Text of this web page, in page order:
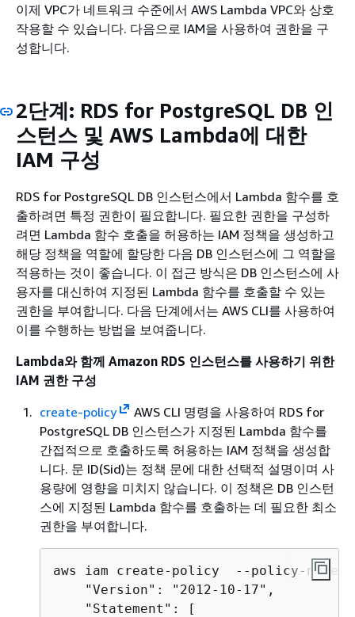
이제 VPC가 네트워크 수준에서 AWS Lambda VPC와 상호
작용할 수 있습니다. 다음으로 IAM을 사용하여 권한을 구
성합니다.
2단계: RDS for PostgreSQL DB 인
스턴스 및 AWS Lambda에 대한
IAM 구성
RDS for PostgreSQL DB 인스턴스에서 Lambda 함수를 호
출하려면 특정 권한이 필요합니다. 필요한 권한을 구성하
려면 Lambda 함수 호출을 허용하는 IAM 정책을 생성하고
해당 정책을 역할에 할당한 다음 DB 인스턴스에 그 역할을
적용하는 것이 좋습니다. 이 접근 방식은 DB 인스턴스에 사
용자를 대신하여 지정된 Lambda 함수를 호출할 수 있는
권한을 부여합니다. 다음 단계에서는 AWS CLI를 사용하여
이를 수행하는 방법을 보여줍니다.
Lambda와 함께 Amazon RDS 인스턴스를 사용하기 위한
IAM 권한 구성
create-policy
AWS CLI 명령을 사용하여 RDS for
PostgreSQL DB 인스턴스가 지정된 Lambda 함수를
간접적으로 호출하도록 허용하는 IAM 정책을 생성합
니다. 문 ID(Sid)는 정책 문에 대한 선택적 설명이며 사
용량에 영향을 미치지 않습니다. 이 정책은 DB 인스턴
스에 지정된 Lambda 함수를 호출하는 데 필요한 최소
권한을 부여합니다.
aws iam create-policy  --policy-name
    "Version": "2012-10-17",
    "Statement": [